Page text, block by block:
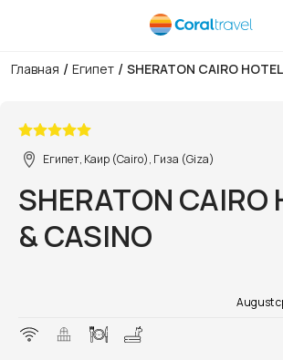
Главная / Египет / SHERATON CAIRO
Египет, Каир (Cairo), Гиза (Giza)
SHERATON CAIRO
& CASINO
August